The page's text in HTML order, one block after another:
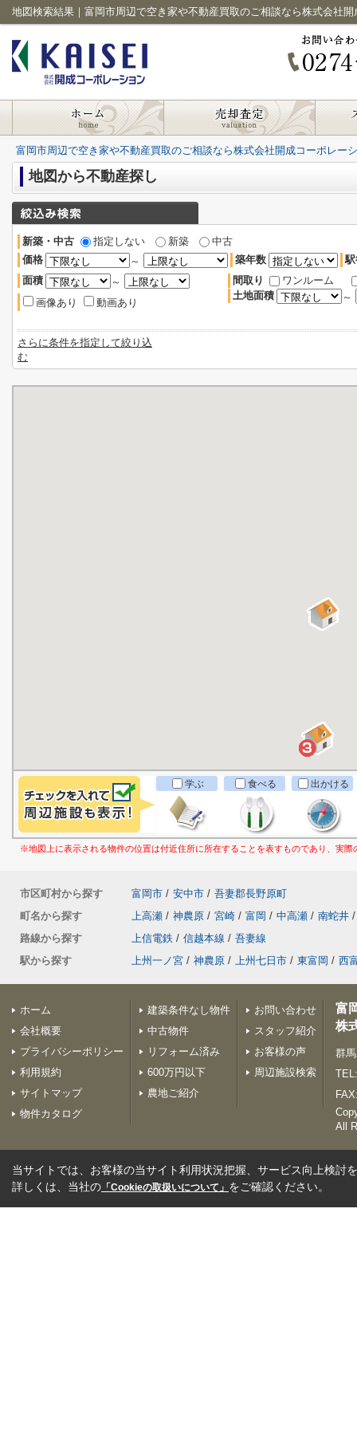
地図検索結果｜富岡市周辺で空き家や不動産買取のご相談なら株式会社
富岡市周辺で空き家や不動産買取のご相談なら株式会社開成コーポレー
地図から不動産探し
新築・中古 指定しない 新築
中古
価格
～ 築年数
面積
～
画像あり
動画あり
間取り
ワンルーム
土地面積
～
さらに条件を指定して絞り込
む
学ぶ 食べる 出かける
※地図上に表示される物件の位置は付近住所に所在することを表すものであり、実
市区町村から探す 富岡市 / 安中市 / 吾妻郡長野原町
町名から探す
上高瀬 / 神農原 / 宮崎 / 富岡 / 中高瀬 / 南蛇井 /
路線から探す
上信電鉄 / 信越本線 / 吾妻線
駅から探す
上州一ノ宮 / 神農原 / 上州七日市 / 東富岡 / 西
ホーム
会社概要
プライバシーポリシー
利用規約
サイトマップ
物件カタログ
建築条件なし物件
中古物件
リフォーム済み
600万円以下
農地ご紹介
お問い合わせ
スタッフ紹介
お客様の声
周辺施設検索
富
株
群
All
当サイトでは、お客様の当サイト利用状況把握、サービス向上検討
詳しくは、当社の 「Cookieの取扱いについて」 をご確認ください。